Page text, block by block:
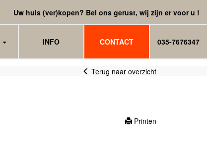
INFO CONTACT 035-7676347
Uw huis (ver)kopen? Bel ons gerust, wij zijn er voor u !
Terug naar overzicht
Printen